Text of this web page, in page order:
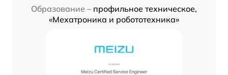
Образование – профильное техническое,
«Мехатроника и робототехника»